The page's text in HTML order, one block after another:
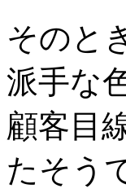
そのと
派手な
顧客目
たそう